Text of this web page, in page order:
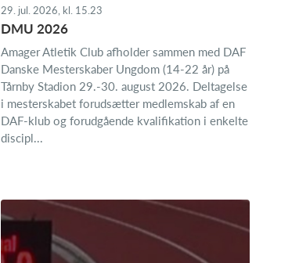
29. jul. 2026, kl. 15.23
DMU 2026
Amager Atletik Club afholder sammen med DAF
Danske Mesterskaber Ungdom (14-22 år) på
Tårnby Stadion 29.-30. august 2026. Deltagelse
i mesterskabet forudsætter medlemskab af en
DAF-klub og forudgående kvalifikation i enkelte
discipl...